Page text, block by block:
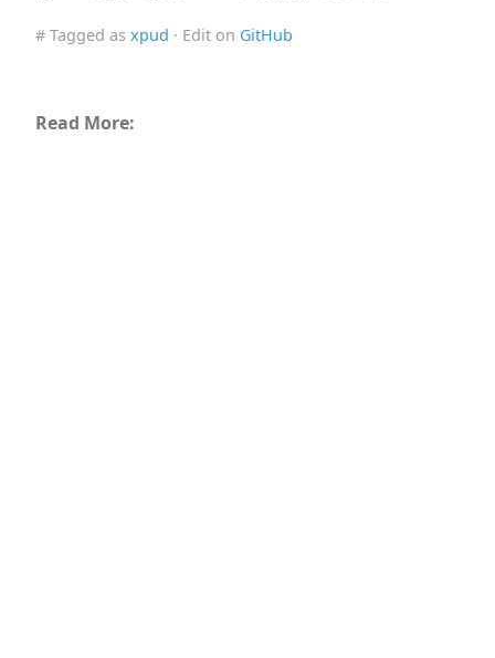
# Tagged as xpud · Edit on GitHub
Read More: